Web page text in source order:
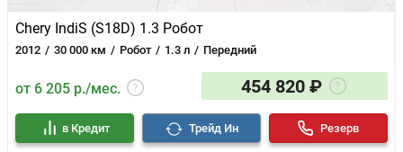
Chery IndiS (S18D) 1.3 Робот
2012 30 000 км Робот 1.3 л Передний
от 6 205 р./мес. 454 820 ₽
в Кредит Трейд Ин Резерв